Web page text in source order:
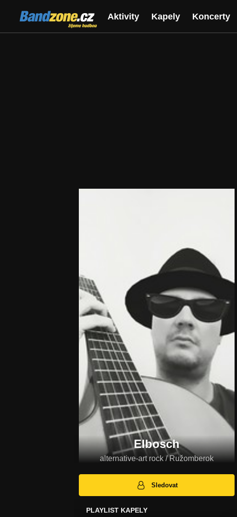
Bandzone.cz
žijeme hudbou
Aktivity Kapely Koncerty
Elbosch
alternative-art rock / Ružomberok
Sledovat
PLAYLIST KAPELY